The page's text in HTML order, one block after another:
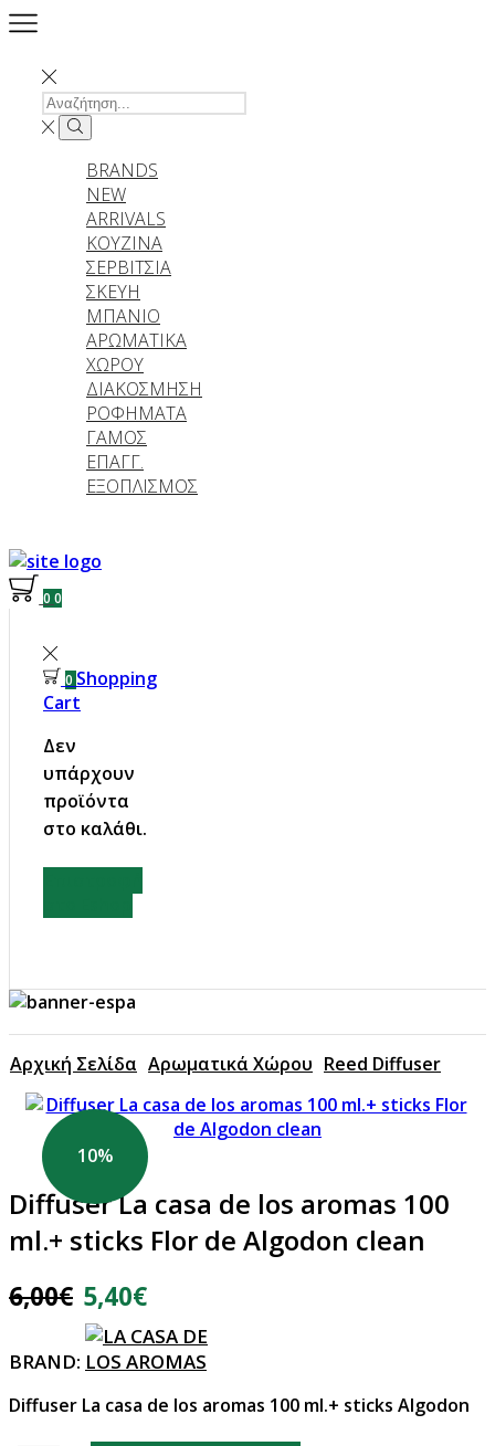
SEARCH
INPUT
Search
BRANDS
NEW
ARRIVALS
ΚΟΥΖΙΝΑ
ΣΕΡΒΙΤΣΙΑ
ΣΚΕΥΗ
ΜΠΑΝΙΟ
ΑΡΩΜΑΤΙΚΑ
ΧΩΡΟΥ
ΔΙΑΚΟΣΜΗΣΗ
ΡΟΦΗΜΑΤΑ
ΓΑΜΟΣ
ΕΠΑΓΓ.
ΕΞΟΠΛΙΣΜΟΣ
00
0 Shopping
Cart
Δεν
υπάρχουν
προϊόντα
στο καλάθι.
Αρχική Σελίδα Αρωματικά Χώρου Reed Diffuser
10%
Diffuser La casa de los aromas 100
ml.+ sticks Flor de Algodon clean
6,00€ 5,40€
BRAND:
Diffuser La casa de los aromas 100 ml.+ sticks Algodon